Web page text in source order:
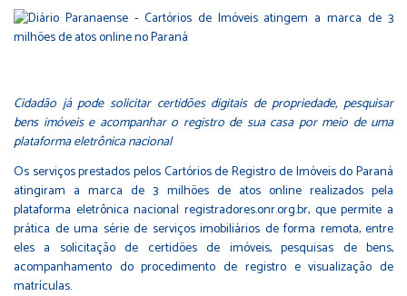
Cidadão já pode solicitar certidões digitais de propriedade, pesquisar
bens imóveis e acompanhar o registro de sua casa por meio de uma
plataforma eletrônica nacional
Os serviços prestados pelos Cartórios de Registro de Imóveis do Paraná
atingiram a marca de 3 milhões de atos online realizados pela
plataforma eletrônica nacional registradores.onr.org.br, que permite a
prática de uma série de serviços imobiliários de forma remota, entre
eles a solicitação de certidões de imóveis, pesquisas de bens,
acompanhamento do procedimento de registro e visualização de
matrículas.